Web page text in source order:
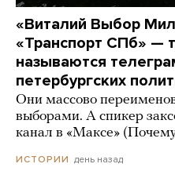
«Виталий Выбор
«Транспорт СПб» —
называются
петербургских
Они массово
выборами. А спикер
канал в «Максе»
ИСТОРИИ день назад